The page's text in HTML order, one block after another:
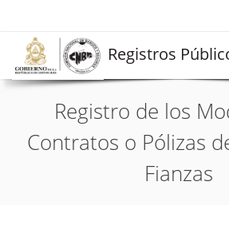
Registros
Registro de los
Contratos o Pólizas
Fianzas